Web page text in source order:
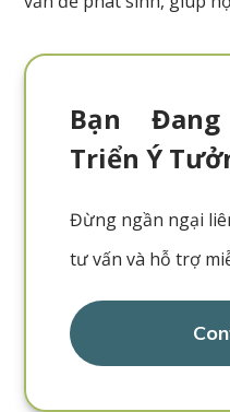
Bạn
Triển Ý
Đừng ngần ngại
tư vấn và hỗ trợ